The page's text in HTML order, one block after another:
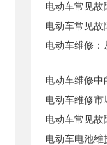
电动车常见故
电动车常见故
电动车维修：
电动车维修中
电动车维修市
电动车常见故
电动车电池维